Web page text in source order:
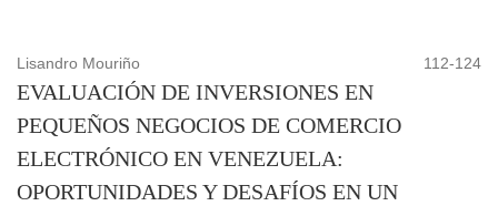
Lisandro Mouriño 112-124
EVALUACIÓN DE INVERSIONES EN
PEQUEÑOS NEGOCIOS DE COMERCIO
ELECTRÓNICO EN VENEZUELA:
OPORTUNIDADES Y DESAFÍOS EN UN